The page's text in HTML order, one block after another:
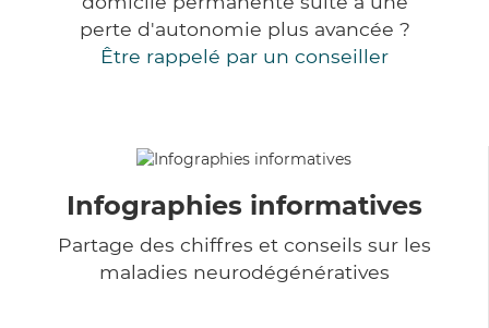
perte d'autonomie plus avancée ?
Être rappelé par un conseiller
Infographies informatives
Partage des chiffres et conseils sur les
maladies neurodégénératives